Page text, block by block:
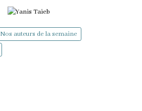
Nos auteurs de la semaine